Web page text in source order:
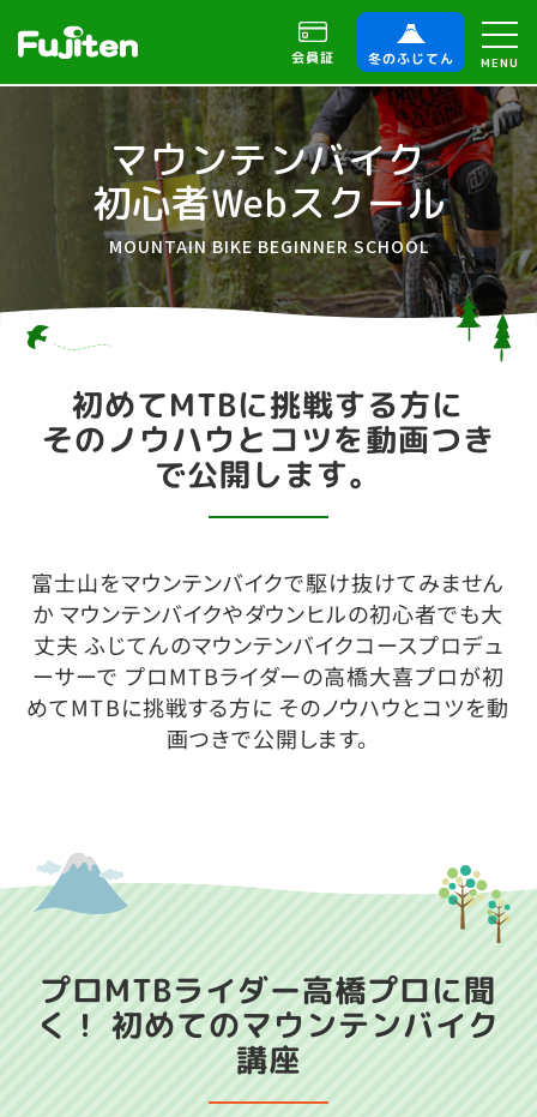
会員証 冬のふじてん MENU
マウンテンバイク
初心者Webスクール
MOUNTAIN BIKE BEGINNER SCHOOL
初めてMTBに挑戦する方に
そのノウハウとコツを動画つき
で公開します。
富士山をマウンテンバイクで駆け抜けてみません
かマウンテンバイクやダウンヒルの初心者でも大
丈夫 ふじてんのマウンテンバイクコースプロデュ
ーサーで プロMTBライダーの高橋大喜プロが初
めてMTBに挑戦する方に そのノウハウとコツを動
画つきで公開します。
プロMTBライダー高橋プロに聞
く！ 初めてのマウンテンバイク
講座